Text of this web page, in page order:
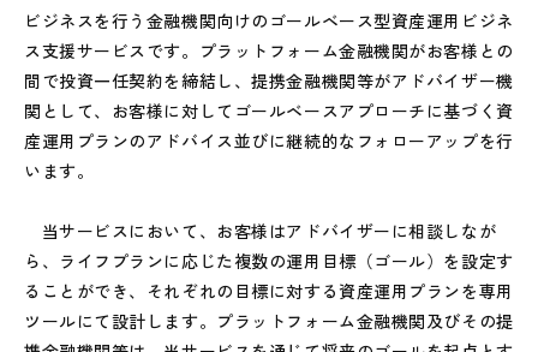
ビジネスを行う金融機関向けのゴールベース型資産運用ビジネ
ス支援サービスです。プラットフォーム金融機関がお客様との
間で投資一任契約を締結し、提携金融機関等がアドバイザー機
関として、お客様に対してゴールベースアプローチに基づく資
産運用プランのアドバイス並びに継続的なフォローアップを行
います。
当サービスにおいて、お客様はアドバイザーに相談しなが
ら、ライフプランに応じた複数の運用目標（ゴール）を設定す
ることができ、それぞれの目標に対する資産運用プランを専用
ツールにて設計します。プラットフォーム金融機関及びその提